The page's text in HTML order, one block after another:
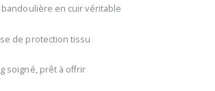
bandoulière en cuir véritable
de protection tissu
soigné, prêt à offrir